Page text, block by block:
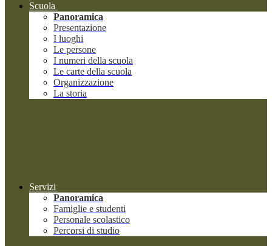
Scuola
Panoramica
Presentazione
I luoghi
Le persone
I numeri della scuola
Le carte della scuola
Organizzazione
La storia
Servizi
Panoramica
Famiglie e studenti
Personale scolastico
Percorsi di studio